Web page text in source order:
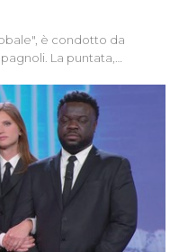
è condotto da
La puntata,
dei sospetti
anni hanno invaso
e immaginario collettivo.